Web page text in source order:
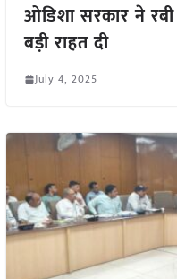
ओडिशा सरकार ने
बड़ी राहत दी
July 4, 2025